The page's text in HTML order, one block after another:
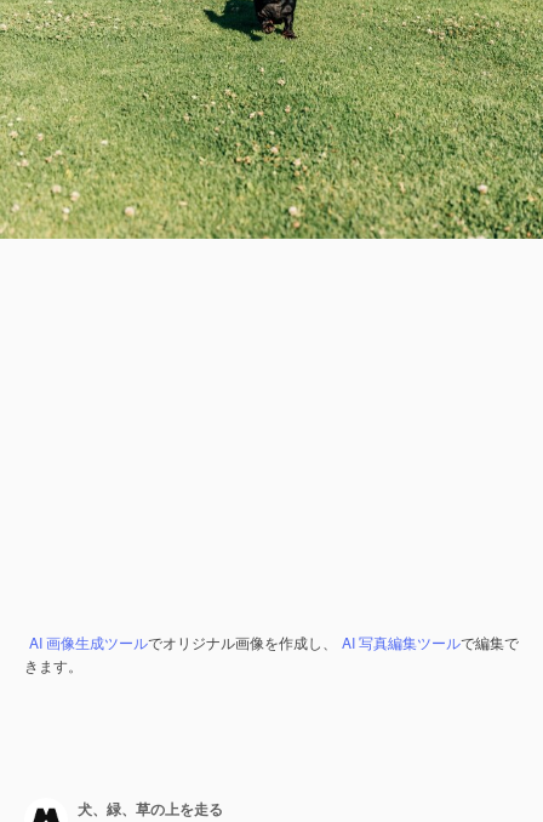
AI 画像生成ツールでオリジナル画像を作成し、 AI 写真編集ツールで編集で
きます。
犬、緑、草の上を走る